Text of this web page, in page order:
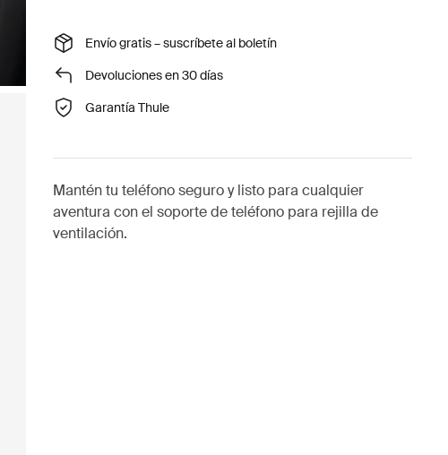
Envío gratis – suscríbete al boletín
Devoluciones en 30 días
Garantía Thule
Mantén tu teléfono seguro y listo para cualquier
aventura con el soporte de teléfono para rejilla de
ventilación.